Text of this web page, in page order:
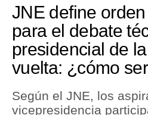
Economía
Mercados
Perú
Política
JNE define
para el debate
presidencial de
vuelta: ¿cómo
Según el JNE, los
vicepresidencia